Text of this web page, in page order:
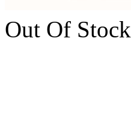
Out Of Stock